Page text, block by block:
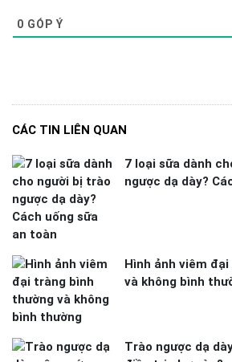
0 GÓP Ý
CÁC TIN LIÊN QUAN
7 loại sữa dành
ngược dạ dày?
Hình ảnh viêm
và không bình
Trào ngược dạ